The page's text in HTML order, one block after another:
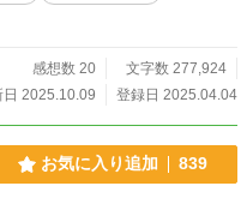
感想数 20
文字数 277,924
日 2025.10.09
登録日 2025.04.04
お気に入り追加 839